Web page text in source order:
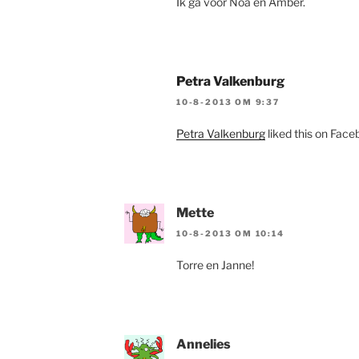
Petra Valkenburg
10-8-2013 OM 9:37
Petra Valkenburg liked this on
Mette
10-8-2013 OM 10:14
Torre en Janne!
Annelies